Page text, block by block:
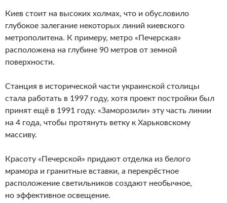
Киев стоит на высоких холмах, что и обусловило
глубокое залегание некоторых линий киевского
метрополитена. К примеру, метро «Печерская»
расположена на глубине 90 метров от земной
поверхности.
Станция в исторической части украинской столицы
стала работать в 1997 году, хотя проект постройки был
принят ещё в 1991 году. «Заморозили» эту часть линии
на 4 года, чтобы протянуть ветку к Харьковскому
массиву.
Красоту «Печерской» придают отделка из белого
мрамора и гранитные вставки, а перекрёстное
расположение светильников создают необычное,
но эффективное освещение.